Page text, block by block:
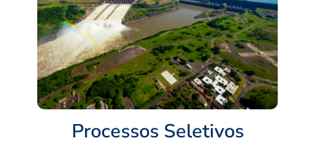
Processos Seletivos